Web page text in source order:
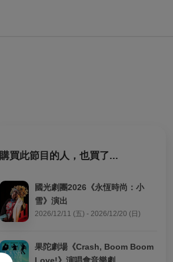
購買此節目的人，也買了...
國光劇團2026《永恆時尚：小
雪》演出
2026/12/11 (五) - 2026/12/20 (日)
果陀劇場《Crash, Boom Boom
Love!》演唱會音樂劇